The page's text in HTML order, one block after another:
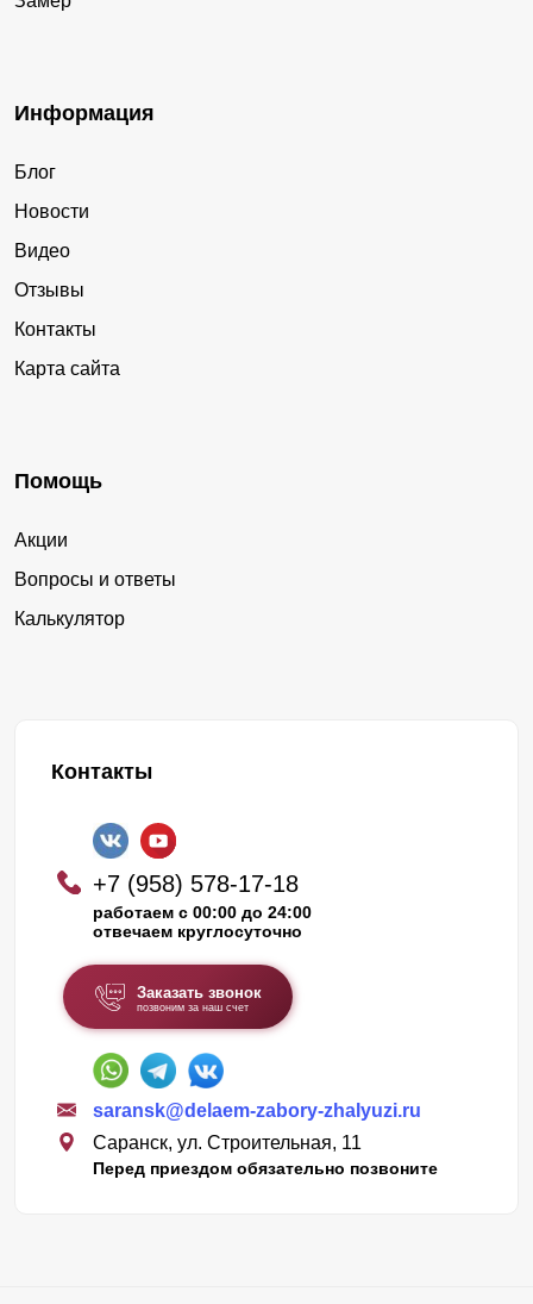
Информация
Блог
Новости
Видео
Отзывы
Контакты
Карта сайта
Помощь
Акции
Вопросы и ответы
Калькулятор
Контакты
+7 (958) 578-17-18
работаем с 00:00 до 24:00
отвечаем круглосуточно
Заказать звонок
позвоним за наш счет
saransk@delaem-zabory-zhalyuzi.ru
Саранск, ул. Строительная, 11
Перед приездом обязательно позвоните